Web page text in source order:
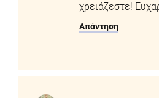
χρειάζεστε!
Απάντηση